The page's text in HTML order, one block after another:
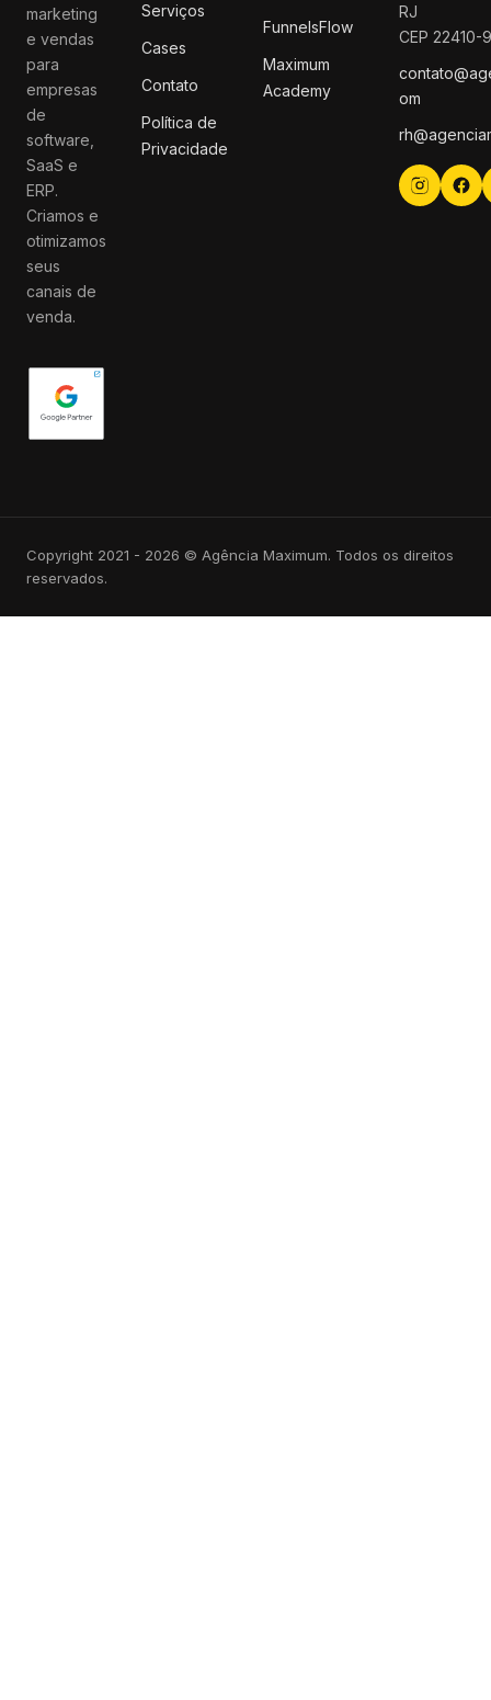
marketing
e vendas
para
empresas
de
software,
SaaS e
ERP.
Criamos e
otimizamos
seus
canais de
venda.
Serviços
Cases
Contato
Política de
Privacidade
FunnelsFlow
Maximum
Academy
RJ
CEP 22410-
om
Copyright 2021 - 2026 © Agência Maximum. Todos os direitos
reservados.